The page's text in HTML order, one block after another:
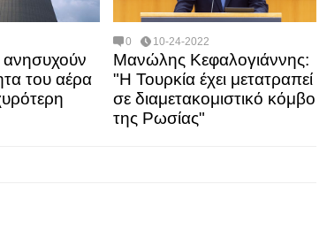
ανησυχούν
του αέρα
0 10-24-2022
Μανώλης Κεφαλογιάννης:
"Η Τουρκία έχει μετατραπεί
σε διαμετακομιστικό κόμβο
της Ρωσίας"